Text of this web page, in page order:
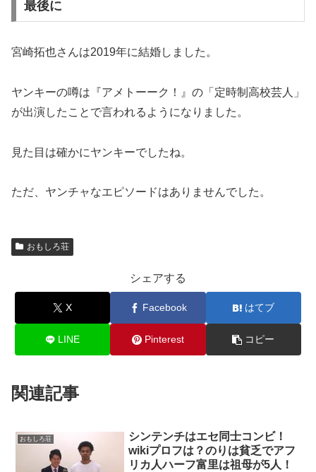
最後に
宮崎拓也さんは2019年に結婚しました。
ヤンキーの噂は『アメトーーク！』の「定時制高校芸人」
が出演したことで言われるようになりました。
見た目は確かにヤンキーでしたね。
ただ、ヤンチャなエピソードはありませんでした。
おもしろ荘
シェアする
X Facebook はてブ
LINE Pinterest コピー
関連記事
おもしろ荘
シンテンチはエセ同士コンビ！
wikiプロフは？のりは貧乏でアフ
リカ人ハーフ富里は祖母が5人！